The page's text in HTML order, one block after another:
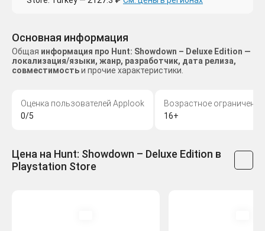
Основная информация
Общая информация про Hunt: Showdown – Deluxe Edition —
локализация/языки, жанр, разработчик, дата релиза,
совместимостьи прочие характеристики.
Оценка пользователей Applook
0/5
Возрастное ограничение
16+
Цена на Hunt: Showdown – Deluxe Edition в
Playstation Store